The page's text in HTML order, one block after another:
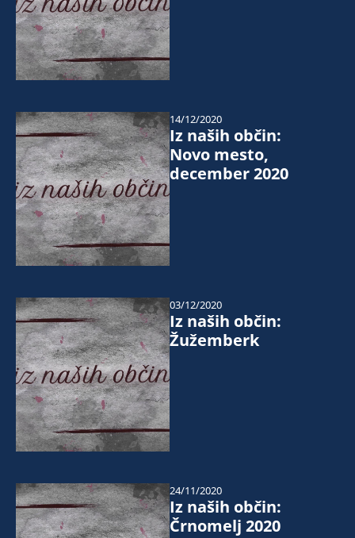
Iz naših občin:
Novo mesto,
december 2020
14/12/2020
Iz naših občin:
Žužemberk
03/12/2020
Iz naših občin:
Črnomelj 2020
24/11/2020